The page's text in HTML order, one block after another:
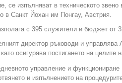
се изпълняват в техническото
в Санкт Йохан им Понгау, Австрия.
с 395 служители и бюджет от
директор ръководи и управлява
осигурява постигането на целите
управление и функциониране
и изпълнението на